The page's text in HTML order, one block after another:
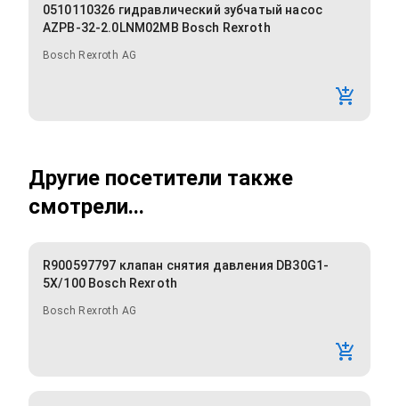
0510110326 гидравлический зубчатый насос
AZPB-32-2.0LNM02MB Bosch Rexroth
Bosch Rexroth AG
Другие посетители также
смотрели...
R900597797 клапан снятия давления DB30G1-
5X/100 Bosch Rexroth
Bosch Rexroth AG